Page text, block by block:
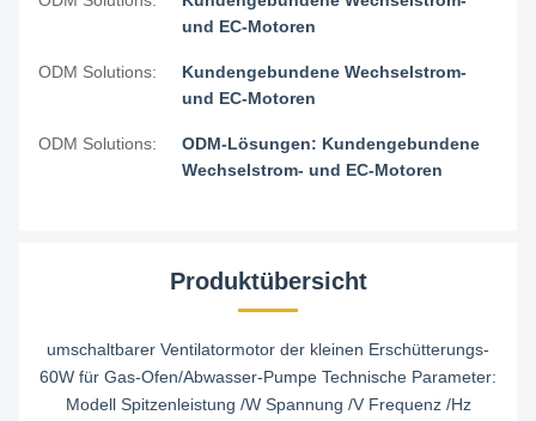
und EC-Motoren
ODM Solutions:
Kundengebundene Wechselstrom-
und EC-Motoren
ODM Solutions:
ODM-Lösungen: Kundengebundene
Wechselstrom- und EC-Motoren
Produktübersicht
umschaltbarer Ventilatormotor der kleinen Erschütterungs-
60W für Gas-Ofen/Abwasser-Pumpe Technische Parameter:
Modell Spitzenleistung /W Spannung /V Frequenz /Hz